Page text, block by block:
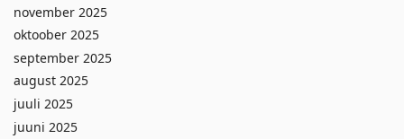
november 2025
oktoober 2025
september 2025
august 2025
juuli 2025
juuni 2025